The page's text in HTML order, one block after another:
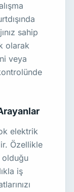
sahip
olarak
veya
elektrik
Özellikle
olduğu
iş